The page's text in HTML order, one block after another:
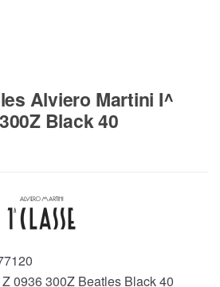
Alviero Martini I^
Black 40
Z 0936 300Z Beatles Black 40